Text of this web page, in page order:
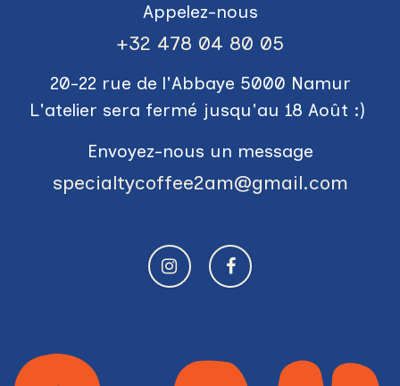
Appelez-nous
+3​2 478 04 80 05
20-22 rue de l'Abbaye 5000 Namur
L'atelier sera fermé jusqu'au 18 Août :)
Envoyez-nous un message
specialtycoffee2am@gmail.com